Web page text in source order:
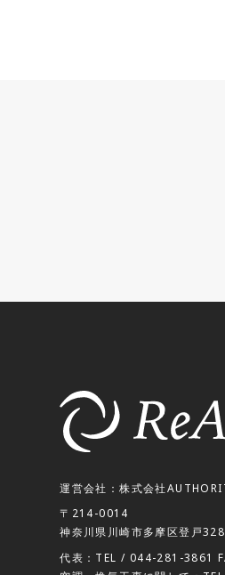
運営会社：株式会社
〒214-0014
神奈川県川崎市多摩区登戸
代表：TEL / 044-281-3861